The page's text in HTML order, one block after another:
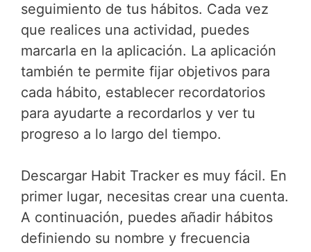
seguimiento de tus hábitos. Cada vez
que realices una actividad, puedes
marcarla en la aplicación. La aplicación
también te permite fijar objetivos para
cada hábito, establecer recordatorios
para ayudarte a recordarlos y ver tu
progreso a lo largo del tiempo.
Descargar Habit Tracker es muy fácil. En
primer lugar, necesitas crear una cuenta.
A continuación, puedes añadir hábitos
definiendo su nombre y frecuencia